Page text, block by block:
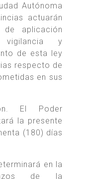
Autónoma
actuarán
aplicación
y
de esta ley
respecto de
en sus
El Poder
la presente
(180) días
en la
de la